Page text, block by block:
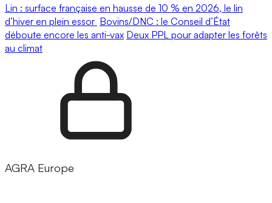
Lin : surface française en hausse de 10 % en 2026, le lin
d’hiver en plein essor Bovins/DNC : le Conseil d’État
déboute encore les anti-vax Deux PPL pour adapter les forêts
au climat
AGRA Europe